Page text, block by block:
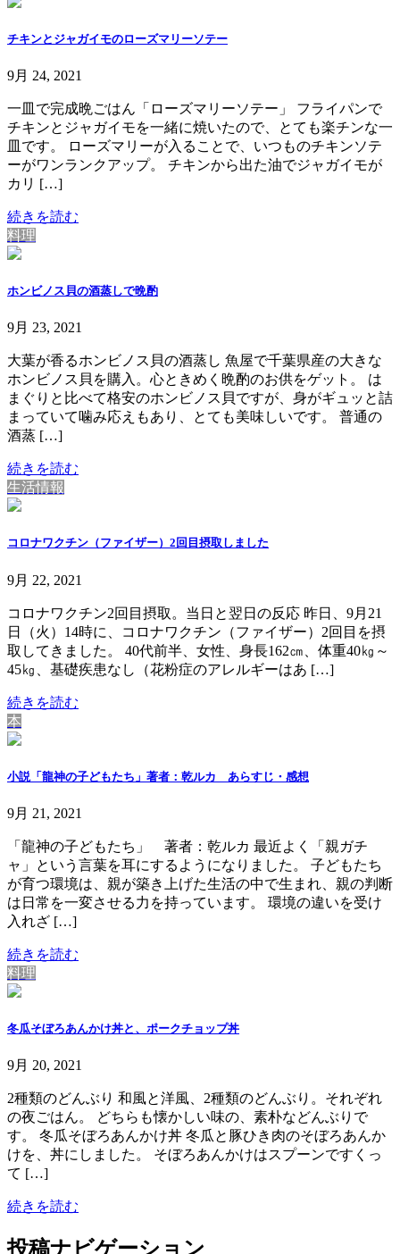
チキンとジャガイモのローズマリーソテー
9月 24, 2021
一皿で完成晩ごはん「ローズマリーソテー」 フライパンで
チキンとジャガイモを一緒に焼いたので、とても楽チンな一
皿です。 ローズマリーが入ることで、いつものチキンソテ
ーがワンランクアップ。 チキンから出た油でジャガイモが
カリ […]
続きを読む
料理
ホンビノス貝の酒蒸しで晩酌
9月 23, 2021
大葉が香るホンビノス貝の酒蒸し 魚屋で千葉県産の大きな
ホンビノス貝を購入。心ときめく晩酌のお供をゲット。 は
まぐりと比べて格安のホンビノス貝ですが、身がギュッと詰
まっていて噛み応えもあり、とても美味しいです。 普通の
酒蒸 […]
続きを読む
生活情報
コロナワクチン（ファイザー）2回目摂取しました
9月 22, 2021
コロナワクチン2回目摂取。当日と翌日の反応 昨日、9月21
日（火）14時に、コロナワクチン（ファイザー）2回目を摂
取してきました。 40代前半、女性、身長162㎝、体重40㎏～
45㎏、基礎疾患なし（花粉症のアレルギーはあ […]
続きを読む
本
小説「龍神の子どもたち」著者：乾ルカ あらすじ・感想
9月 21, 2021
「龍神の子どもたち」 著者：乾ルカ 最近よく「親ガチ
ャ」という言葉を耳にするようになりました。 子どもたち
が育つ環境は、親が築き上げた生活の中で生まれ、親の判断
は日常を一変させる力を持っています。 環境の違いを受け
入れざ […]
続きを読む
料理
冬瓜そぼろあんかけ丼と、ポークチョップ丼
9月 20, 2021
2種類のどんぶり 和風と洋風、2種類のどんぶり。それぞれ
の夜ごはん。 どちらも懐かしい味の、素朴などんぶりで
す。 冬瓜そぼろあんかけ丼 冬瓜と豚ひき肉のそぼろあんか
けを、丼にしました。 そぼろあんかけはスプーンですくっ
て […]
続きを読む
投稿ナビゲーション